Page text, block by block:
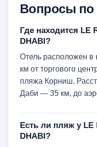
Вопросы по
Где находится LE
DHABI?
Отель расположен в
км от торгового
пляжа Корниш.
Даби — 35 км, до
Есть ли пляж у LE
DHABI?